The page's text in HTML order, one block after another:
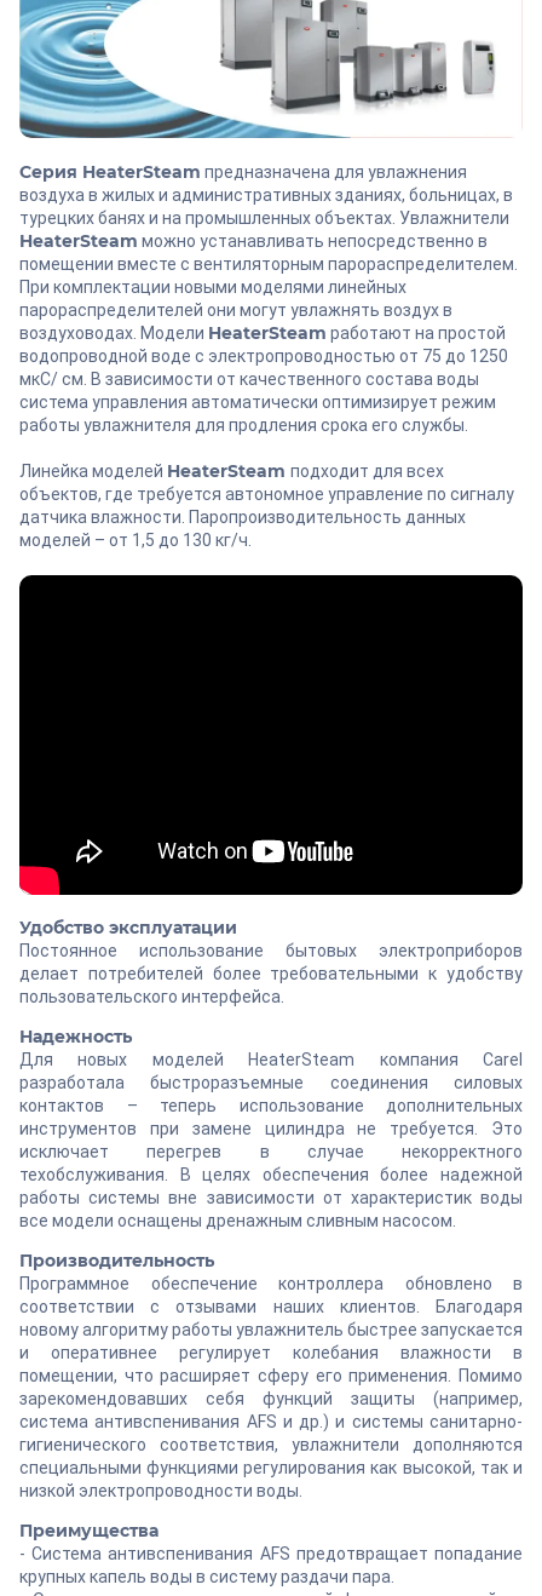
Серия HeaterSteam предназначена для увлажнения
воздуха в жилых и административных зданиях, больницах, в
турецких банях и на промышленных объектах. Увлажнители
HeaterSteam можно устанавливать непосредственно в
помещении вместе с вентиляторным парораспределителем.
При комплектации новыми моделями линейных
парораспределителей они могут увлажнять воздух в
воздуховодах. Модели HeaterSteam работают на простой
водопроводной воде с электропроводностью от 75 до 1250
мкС/ см. В зависимости от качественного состава воды
система управления автоматически оптимизирует режим
работы увлажнителя для продления срока его службы.
Линейка моделей HeaterSteam подходит для всех
объектов, где требуется автономное управление по сигналу
датчика влажности. Паропроизводительность данных
моделей – от 1,5 до 130 кг/ч.
Удобство эксплуатации
Постоянное использование бытовых электроприборов
делает потребителей более требовательными к удобству
пользовательского интерфейса.
Надежность
Для новых моделей HeaterSteam компания Carel
разработала быстроразъемные соединения силовых
контактов – теперь использование дополнительных
инструментов при замене цилиндра не требуется. Это
исключает перегрев в случае некорректного
техобслуживания. В целях обеспечения более надежной
работы системы вне зависимости от характеристик воды
все модели оснащены дренажным сливным насосом.
Производительность
Программное обеспечение контроллера обновлено в
соответствии с отзывами наших клиентов. Благодаря
новому алгоритму работы увлажнитель быстрее запускается
и оперативнее регулирует колебания влажности в
помещении, что расширяет сферу его применения. Помимо
зарекомендовавших себя функций защиты (например,
система антивспенивания AFS и др.) и системы санитарно-
гигиенического соответствия, увлажнители дополняются
специальными функциями регулирования как высокой, так и
низкой электропроводности воды.
Преимущества
- Система антивспенивания AFS предотвращает попадание
крупных капель воды в систему раздачи пара.